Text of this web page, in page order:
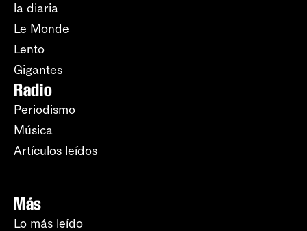
la diaria
Le Monde
Lento
Gigantes
Radio
Periodismo
Música
Artículos leídos
Más
Lo más leído